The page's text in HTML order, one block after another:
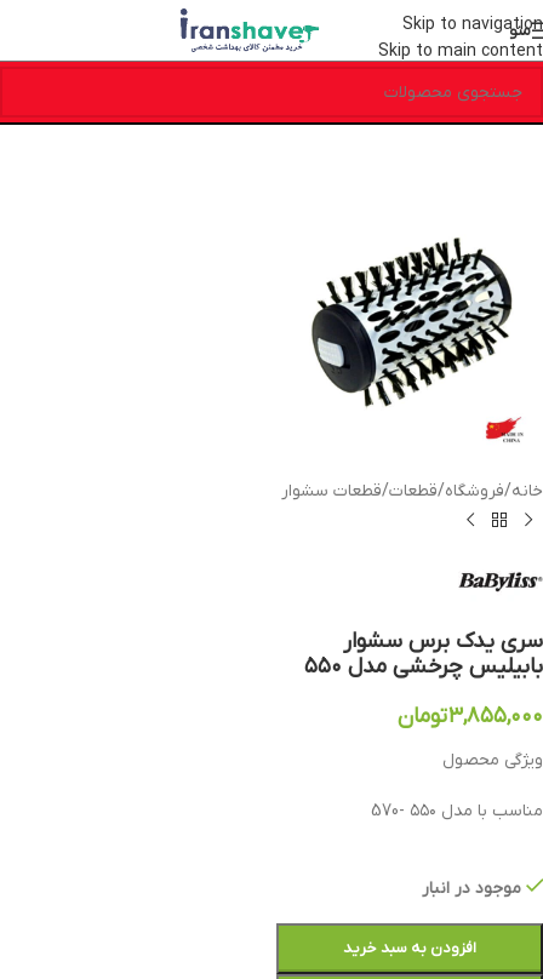
Skip to navigation
Skip to main content
منو
خانه/فروشگاه/قطعات/قطعات سشوار
سری یدک برس سشوار
بابیلیس چرخشی مدل ۵۵۰
۳,۸۵۵,۰۰۰تومان
ویژگی محصول
مناسب با مدل ۵۵۰ -570
موجود در انبار
افزودن به سبد خرید